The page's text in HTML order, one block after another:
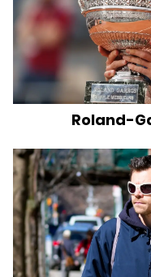
Roland-